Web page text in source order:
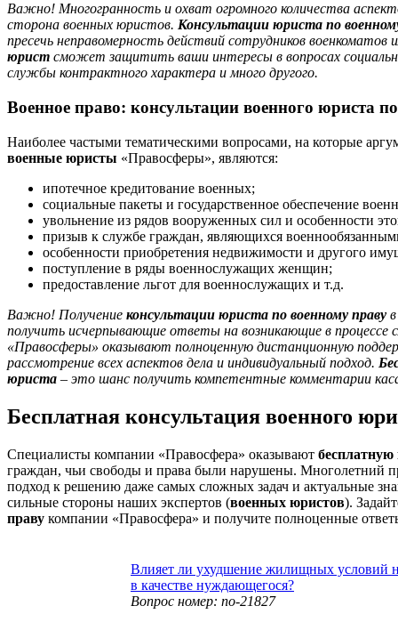
Важно! Многогранность и охват огромного количества
сторона военных юристов. Консультации юриста по
пресечь неправомерность действий сотрудников военкоматов
юрист сможет защитить ваши интересы в вопросах
службы контрактного характера и много другого.
Военное право: консультации военного юриста
Наиболее частыми тематическими вопросами, на которые
военные юристы «Правосферы», являются:
ипотечное кредитование военных;
социальные пакеты и государственное обеспечение
увольнение из рядов вооруженных сил и особенности
призыв к службе граждан, являющихся
особенности приобретения недвижимости и другого
поступление в ряды военнослужащих женщин;
предоставление льгот для военнослужащих и т.д.
Важно! Получение консультации юриста по военному праву
получить исчерпывающие ответы на возникающие в
«Правосферы» оказывают полноценную дистанционную
рассмотрение всех аспектов дела и индивидуальный подход.
юриста – это шанс получить компетентные комментарии
Бесплатная консультация военного
Специалисты компании «Правосфера» оказывают бесплатную
граждан, чьи свободы и права были нарушены. Многолетний
подход к решению даже самых сложных задач и актуальные
сильные стороны наших экспертов (военных юристов).
праву компании «Правосфера» и получите полноценные
Влияет ли ухудшение жилищных условий
в качестве нуждающегося?
Вопрос номер: no-21827